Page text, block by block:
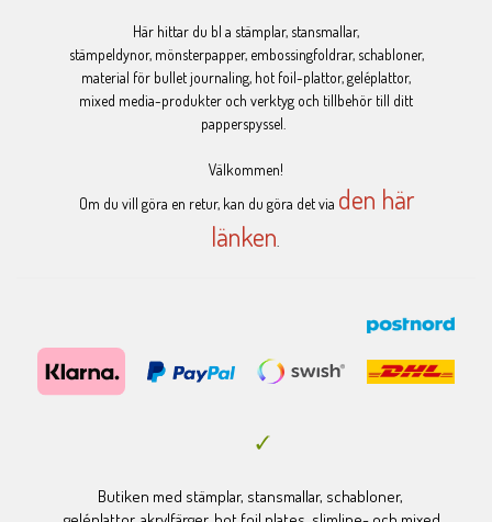
Här hittar du bl a stämplar, stansmallar,
stämpeldynor, mönsterpapper, embossingfoldrar, schabloner,
material för bullet journaling, hot foil-plattor, geléplattor,
mixed media-produkter och verktyg och tillbehör till ditt
papperspyssel.
Välkommen!
Om du vill göra en retur, kan du göra det via den här
länken.
Butiken med stämplar, stansmallar, schabloner,